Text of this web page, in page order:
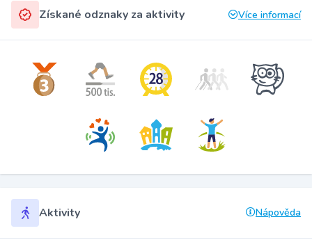
Získané odznaky za aktivity Více informací
Aktivity Nápověda